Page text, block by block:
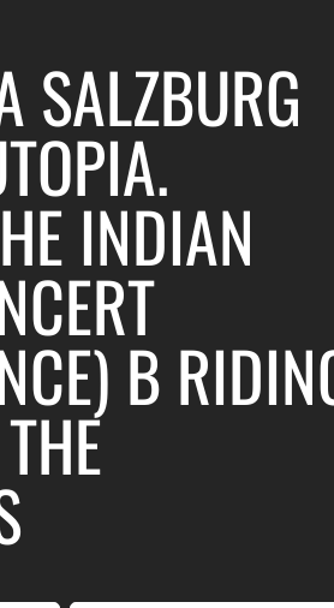
INDIAN
В